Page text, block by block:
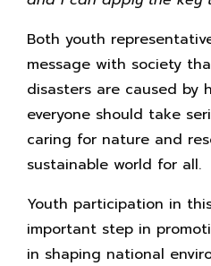
Both youth
message with society
disasters are caused by
everyone should take
caring for nature and
sustainable world for all.
Youth participation in
important step in
in shaping national